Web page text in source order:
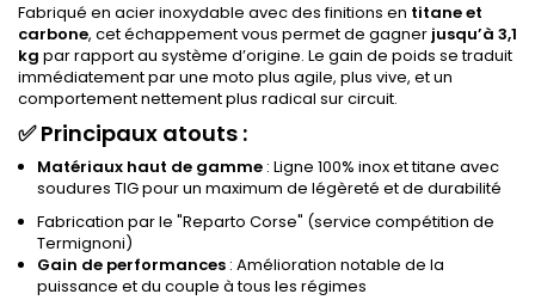
Fabriqué en acier inoxydable avec des finitions en titane et
carbone, cet échappement vous permet de gagner jusqu’à 3,1
kg par rapport au système d’origine. Le gain de poids se traduit
immédiatement par une moto plus agile, plus vive, et un
comportement nettement plus radical sur circuit.
✅Principaux atouts :
Matériaux haut de gamme : Ligne 100% inox et titane avec
soudures TIG pour un maximum de légèreté et de durabilité
Fabrication par le "Reparto Corse" (service compétition de
Termignoni)
Gain de performances : Amélioration notable de la
puissance et du couple à tous les régimes